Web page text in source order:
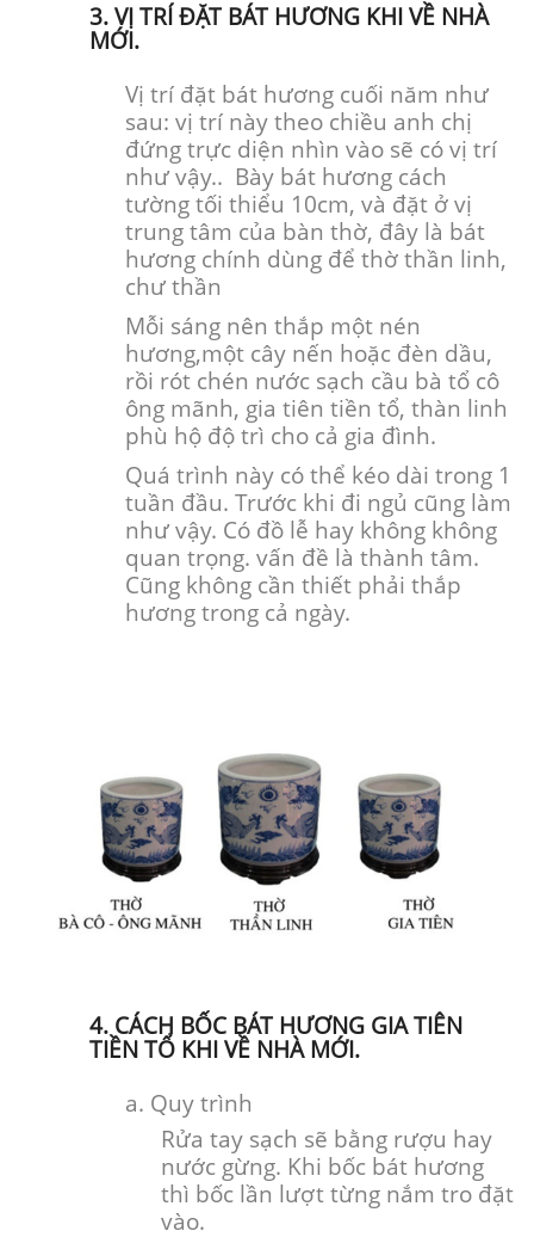
3. VỊ TRÍ ĐẶT BÁT HƯƠNG KHI VỀ NHÀ
MỚI.
Vị trí đặt bát hương cuối năm như
sau: vị trí này theo chiều anh chị
đứng trực diện nhìn vào sẽ có vị trí
như vậy.. Bày bát hương cách
tường tối thiểu 10cm, và đặt ở vị
trung tâm của bàn thờ, đây là bát
hương chính dùng để thờ thần linh,
chư thần
Mỗi sáng nên thắp một nén
hương,một cây nến hoặc đèn dầu,
rồi rót chén nước sạch cầu bà tổ cô
ông mãnh, gia tiên tiền tổ, thàn linh
phù hộ độ trì cho cả gia đình.
Quá trình này có thể kéo dài trong 1
tuần đầu. Trước khi đi ngủ cũng làm
như vậy. Có đồ lễ hay không không
quan trọng. vấn đề là thành tâm.
Cũng không cần thiết phải thắp
hương trong cả ngày.
4. CÁCH BỐC BÁT HƯƠNG GIA TIÊN
TIỀN TỔ KHI VỀ NHÀ MỚI.
a. Quy trình
Rửa tay sạch sẽ bằng rượu hay
nước gừng. Khi bốc bát hương
thì bốc lần lượt từng nắm tro đặt
vào.